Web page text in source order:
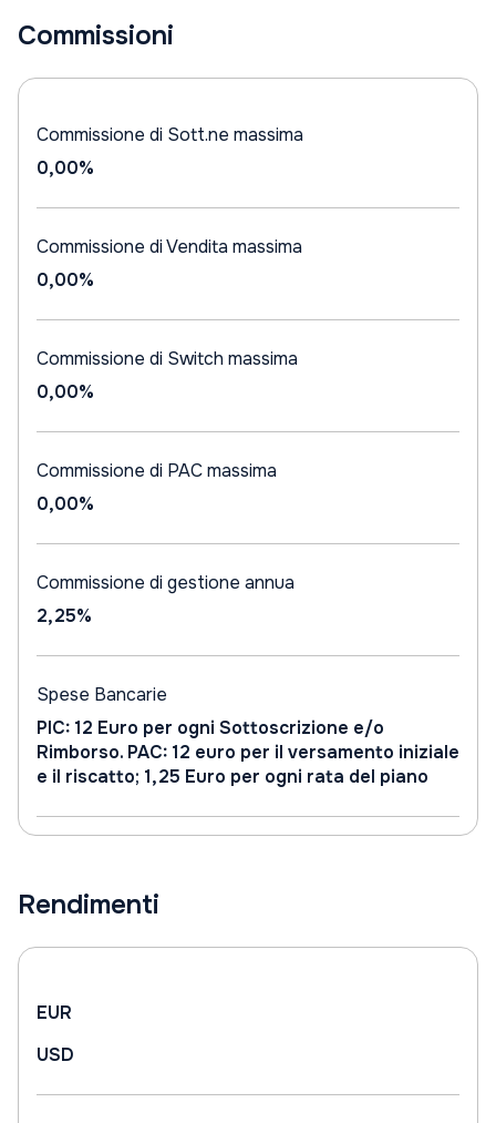
Commissioni
Commissione di Sott.ne massima
0,00%
Commissione di Vendita massima
0,00%
Commissione di Switch massima
0,00%
Commissione di PAC massima
0,00%
Commissione di gestione annua
2,25%
Spese Bancarie
PIC: 12 Euro per ogni Sottoscrizione e/o
Rimborso. PAC: 12 euro per il versamento iniziale
e il riscatto; 1,25 Euro per ogni rata del piano
Rendimenti
EUR
USD